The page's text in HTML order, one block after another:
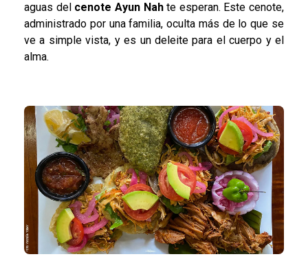
aguas del cenote Ayun Nahte esperan. Este cenote,
administrado por una familia, oculta más de lo que se
ve a simple vista, y es un deleite para el cuerpo y el
alma.